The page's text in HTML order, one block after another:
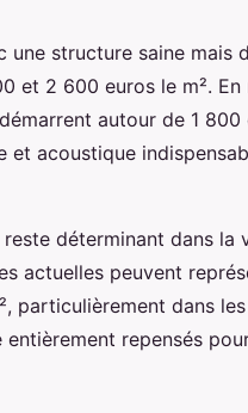
structure saine mais
et 2 600 euros le m². En
autour de 1
acoustique
déterminant dans la
actuelles peuvent
particulièrement dans
repensés